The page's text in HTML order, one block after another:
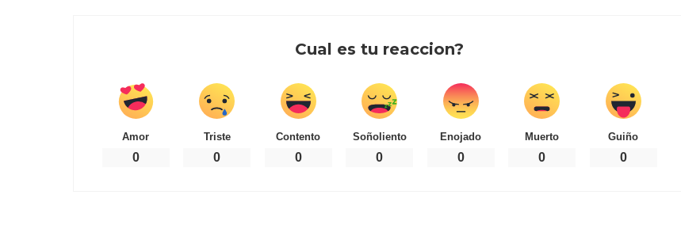
Cual es tu reaccion?
Amor
0
Triste
0
Contento
0
Soñoliento
0
Enojado
0
Muerto
0
Guiño
0